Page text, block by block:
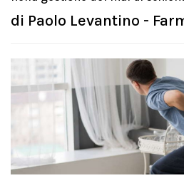
di Paolo Levantino -